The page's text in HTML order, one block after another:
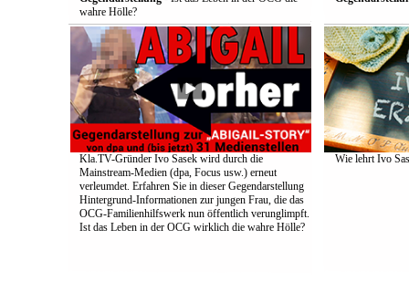
wahre Hölle?
Kla.TV-Gründer Ivo Sasek wird durch die
Mainstream-Medien (dpa, Focus usw.) erneut
verleumdet. Erfahren Sie in dieser Gegendarstellung
Hintergrund-Informationen zur jungen Frau, die das
OCG-Familienhilfswerk nun öffentlich verunglimpft.
Ist das Leben in der OCG wirklich die wahre Hölle?
Wie lehrt Ivo